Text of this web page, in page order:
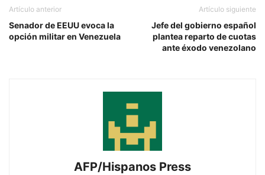
Artículo anterior
Senador de EEUU evoca la
opción militar en Venezuela
Artículo siguiente
Jefe del gobierno español
plantea reparto de cuotas
ante éxodo venezolano
AFP/Hispanos Press